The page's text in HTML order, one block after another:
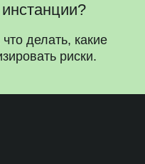
делать, какие
риски.